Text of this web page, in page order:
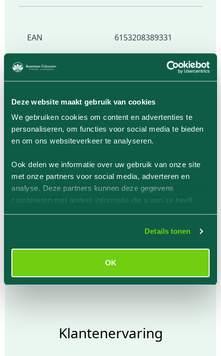
Deze website maakt gebruik van cookies
We gebruiken cookies om content en advertenties te
personaliseren, om functies voor social media te bieden
en om ons websiteverkeer te analyseren.
Ook delen we informatie over uw gebruik van onze site
met onze partners voor social media, adverteren en
analyse. Deze partners kunnen deze gegevens
combineren met andere informatie die u aan ze heeft
Details tonen
OK
EAN 6153208389331
Geverifieerde productervaringen van
klanten
Er zijn nog geen geverifieerde
productervaringen van onze klanten. Wil jij de
wordt je na ca 7 dagen uitgenodigd om een
beoordeling te schrijven. Je kunt ook op een
ander moment, na aanschaf, inloggen in je
account, en op deze pagina een review schrijven
over het product.
Klantenervaring